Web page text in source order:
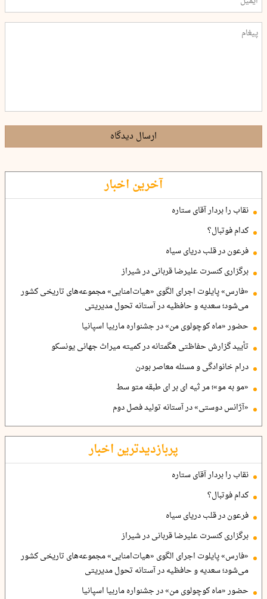
ارسال دیدگاه
آخرین اخبار
نقاب را بردار آقای ستاره
کدام فوتبال؟
فرعون در قلب دریای سیاه
برگزاری کنسرت علیرضا قربانی در شیراز
«فارس» پایلوت اجرای الگوی «هیات‌امنایی» مجموعه‌های تاریخی کشور
می‌شود؛ سعدیه و حافظیه در آستانه تحول مدیریتی
حضور «ماه کوچولوی من» در جشنواره ماربیا اسپانیا
تأیید گزارش حفاظتی هگمتانه در کمیته میراث جهانی یونسکو
درام خانوادگی و مسئله معاصر بودن
«مو به مو»؛ مر ثیه ای بر ای طبقه متو سط
«آژانس دوستی» در آستانه تولید فصل دوم
پربازدیدترین اخبار
نقاب را بردار آقای ستاره
کدام فوتبال؟
فرعون در قلب دریای سیاه
برگزاری کنسرت علیرضا قربانی در شیراز
«فارس» پایلوت اجرای الگوی «هیات‌امنایی» مجموعه‌های تاریخی کشور
می‌شود؛ سعدیه و حافظیه در آستانه تحول مدیریتی
حضور «ماه کوچولوی من» در جشنواره ماربیا اسپانیا